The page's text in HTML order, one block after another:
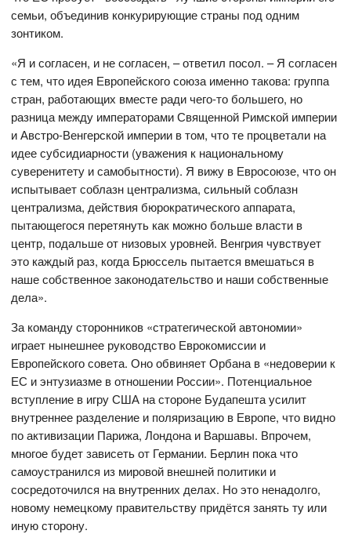
семьи, объединив конкурирующие страны под одним
зонтиком.
«Я и согласен, и не согласен, – ответил посол. – Я согласен
с тем, что идея Европейского союза именно такова: группа
стран, работающих вместе ради чего-то большего, но
разница между императорами Священной Римской империи
и Австро-Венгерской империи в том, что те процветали на
идее субсидиарности (уважения к национальному
суверенитету и самобытности). Я вижу в Евросоюзе, что он
испытывает соблазн централизма, сильный соблазн
централизма, действия бюрократического аппарата,
пытающегося перетянуть как можно больше власти в
центр, подальше от низовых уровней. Венгрия чувствует
это каждый раз, когда Брюссель пытается вмешаться в
наше собственное законодательство и наши собственные
дела».
За команду сторонников «стратегической автономии»
играет нынешнее руководство Еврокомиссии и
Европейского совета. Оно обвиняет Орбана в «недоверии к
ЕС и энтузиазме в отношении России». Потенциальное
вступление в игру США на стороне Будапешта усилит
внутреннее разделение и поляризацию в Европе, что видно
по активизации Парижа, Лондона и Варшавы. Впрочем,
многое будет зависеть от Германии. Берлин пока что
самоустранился из мировой внешней политики и
сосредоточился на внутренних делах. Но это ненадолго,
новому немецкому правительству придётся занять ту или
иную сторону.